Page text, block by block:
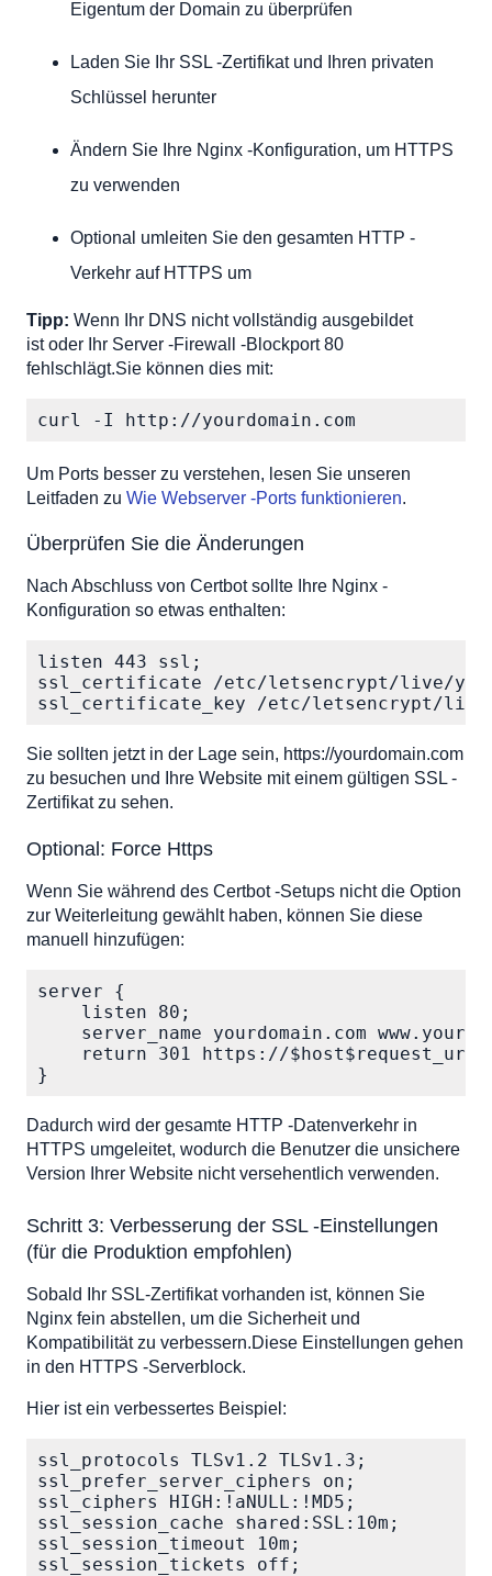
Eigentum der Domain zu überprüfen
Laden Sie Ihr SSL -Zertifikat und Ihren privaten
Schlüssel herunter
Ändern Sie Ihre Nginx -Konfiguration, um HTTPS
zu verwenden
Optional umleiten Sie den gesamten HTTP -
Verkehr auf HTTPS um
Tipp: Wenn Ihr DNS nicht vollständig ausgebildet
ist oder Ihr Server -Firewall -Blockport 80
fehlschlägt.Sie können dies mit:
curl -I http://yourdomain.com
Um Ports besser zu verstehen, lesen Sie unseren
Leitfaden zu Wie Webserver -Ports funktionieren.
Überprüfen Sie die Änderungen
Nach Abschluss von Certbot sollte Ihre Nginx -
Konfiguration so etwas enthalten:
listen 443 ssl;
ssl_certificate /etc/letsencrypt/live/
ssl_certificate_key /etc/letsencrypt/live/
Sie sollten jetzt in der Lage sein, https://yourdomain.com
zu besuchen und Ihre Website mit einem gültigen SSL -
Zertifikat zu sehen.
Optional: Force Https
Wenn Sie während des Certbot -Setups nicht die Option
zur Weiterleitung gewählt haben, können Sie diese
manuell hinzufügen:
server {
listen 80;
server_name yourdomain.com
return 301 https://$host$request_uri;
}
Dadurch wird der gesamte HTTP -Datenverkehr in
HTTPS umgeleitet, wodurch die Benutzer die unsichere
Version Ihrer Website nicht versehentlich verwenden.
Schritt 3: Verbesserung der SSL -Einstellungen
(für die Produktion empfohlen)
Sobald Ihr SSL-Zertifikat vorhanden ist, können Sie
Nginx fein abstellen, um die Sicherheit und
Kompatibilität zu verbessern.Diese Einstellungen gehen
in den HTTPS -Serverblock.
Hier ist ein verbessertes Beispiel:
ssl_protocols TLSv1.2 TLSv1.3;
ssl_prefer_server_ciphers on;
ssl_ciphers HIGH:!aNULL:!MD5;
ssl_session_cache shared:SSL:10m;
ssl_session_timeout 10m;
ssl_session_tickets off;